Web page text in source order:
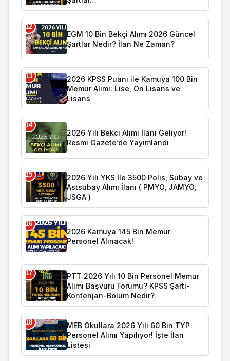
12
EGM 10 Bin Bekçi Alımı 2026 Güncel
Şartlar Nedir? İlan Ne Zaman?
13
2026 KPSS Puanı ile Kamuya 100 Bin
Memur Alımı: Lise, Ön Lisans ve
Lisans
14
2026 Yılı Bekçi Alımı İlanı Geliyor!
Resmi Gazete’de Yayımlandı
15
2026 Yılı YKS İle 3500 Polis, Subay ve
Astsubay Alımı İlanı ( PMYO, JAMYO,
JSGA )
16
2026 Kamuya 145 Bin Memur
Personel Alınacak!
17
PTT 2026 Yılı 10 Bin Personel Memur
Alımı Başvuru Forumu? KPSS Şartı-
Kontenjan-Bölüm Nedir?
18
MEB Okullara 2026 Yılı 60 Bin TYP
Personel Alımı Yapılıyor! İşte İlan
Listesi